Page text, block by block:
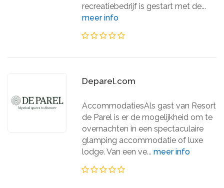
recreatiebedrijf is gestart met de...
meer info
Deparel.com
AccommodatiesAls gast van Resort
de Parel is er de mogelijkheid om te
overnachten in een spectaculaire
glamping accommodatie of luxe
lodge. Van een ve...meer info